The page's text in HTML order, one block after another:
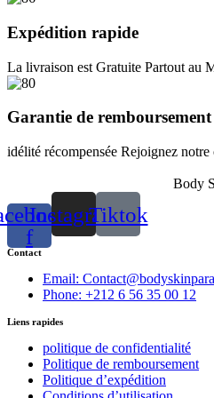
Expédition rapide
La livraison est Gratuite Partout au
Garantie de remboursement
idélité récompensée Rejoignez
Body
f
InstagramTiktok
Contact
Email:
Phone: +212 6 56 35 00 12
Liens rapides
politique de confidentialité
Politique de remboursement
Politique d’expédition